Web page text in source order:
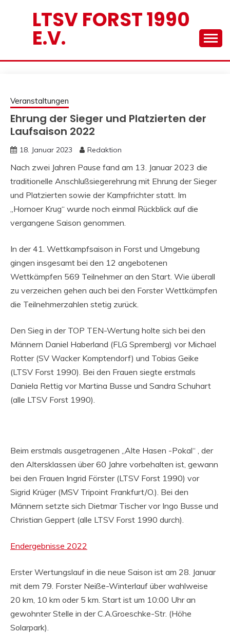
LTSV FORST 1990
E.V.
Veranstaltungen
Ehrung der Sieger und Platzierten der
Laufsaison 2022
18. Januar 2023 Redaktion
Nach zwei Jahren Pause fand am 13. Januar 2023 die
traditionelle Anschlußsiegerehrung mit Ehrung der Sieger
und Platzierten sowie der Kampfrichter statt. Im
„Hornoer Krug“ wurde noch einmal Rückblick auf die
vergangene Saison genommen.
In der 41. Wettkampfsaison in Forst und Umgebung
gingen insgesamt bei den 12 angebotenen
Wettkämpfen 569 Teilnehmer an den Start. Wie überall
zu verzeichen gehen auch bei den Forster Wettkämpfen
die Teilnehmerzahlen stetig zurück.
Den Sieg in der TOP TEN-Wertung holte sich bei den
Männern Daniel Haberland (FLG Spremberg) vor Michael
Rotter (SV Wacker Komptendorf) und Tobias Geike
(LTSV Forst 1990). Bei den Frauen siegte erstmals
Daniela Rettig vor Martina Busse und Sandra Schuhart
(alle LTSV Forst 1990).
Beim erstmals ausgetragenen „Alte Hasen -Pokal“ , der
den Altersklassen über 60 Jahre vorbehalten ist, gewann
bei den Frauen Ingrid Förster (LTSV Forst 1990) vor
Sigrid Krüger (MSV Tripoint Frankfurt/O.). Bei den
Männern setzte sich Dietmar Tischer vor Ingo Busse und
Christian Geppert (alle LTSV Forst 1990 durch).
Endergebnisse 2022
Erster Wertungslauf in die neue Saison ist am 28. Januar
mit dem 79. Forster Neiße-Winterlauf über wahlweise
20 km, 10 km oder 5 km. Start ist um 10:00 Uhr an
gewohnter Stelle in der C.A.Groeschke-Str. (Höhe
Solarpark).